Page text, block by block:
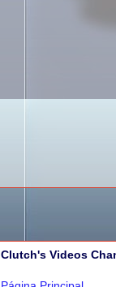
Clutch's Videos